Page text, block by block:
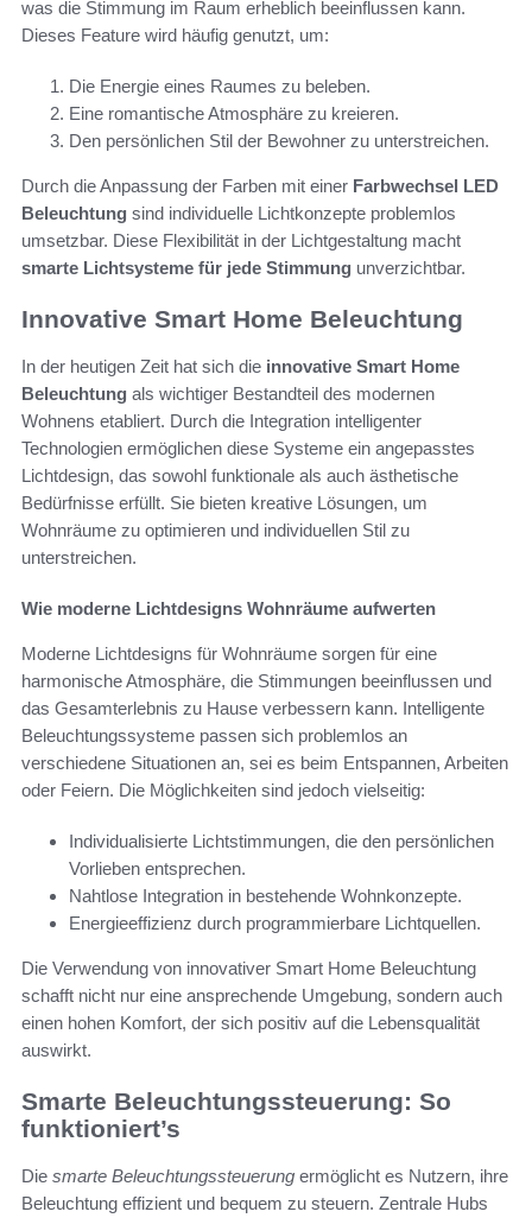
was die Stimmung im Raum erheblich beeinflussen kann.
Dieses Feature wird häufig genutzt, um:
Die Energie eines Raumes zu beleben.
Eine romantische Atmosphäre zu kreieren.
Den persönlichen Stil der Bewohner zu unterstreichen.
Durch die Anpassung der Farben mit einer Farbwechsel LED
Beleuchtung sind individuelle Lichtkonzepte problemlos
umsetzbar. Diese Flexibilität in der Lichtgestaltung macht
smarte Lichtsysteme für jede Stimmung unverzichtbar.
Innovative Smart Home Beleuchtung
In der heutigen Zeit hat sich die innovative Smart Home
Beleuchtung als wichtiger Bestandteil des modernen
Wohnens etabliert. Durch die Integration intelligenter
Technologien ermöglichen diese Systeme ein angepasstes
Lichtdesign, das sowohl funktionale als auch ästhetische
Bedürfnisse erfüllt. Sie bieten kreative Lösungen, um
Wohnräume zu optimieren und individuellen Stil zu
unterstreichen.
Wie moderne Lichtdesigns Wohnräume aufwerten
Moderne Lichtdesigns für Wohnräume sorgen für eine
harmonische Atmosphäre, die Stimmungen beeinflussen und
das Gesamterlebnis zu Hause verbessern kann. Intelligente
Beleuchtungssysteme passen sich problemlos an
verschiedene Situationen an, sei es beim Entspannen, Arbeiten
oder Feiern. Die Möglichkeiten sind jedoch vielseitig:
Individualisierte Lichtstimmungen, die den persönlichen
Vorlieben entsprechen.
Nahtlose Integration in bestehende Wohnkonzepte.
Energieeffizienz durch programmierbare Lichtquellen.
Die Verwendung von innovativer Smart Home Beleuchtung
schafft nicht nur eine ansprechende Umgebung, sondern auch
einen hohen Komfort, der sich positiv auf die Lebensqualität
auswirkt.
Smarte Beleuchtungssteuerung: So
funktioniert’s
Die smarte Beleuchtungssteuerung ermöglicht es Nutzern, ihre
Beleuchtung effizient und bequem zu steuern. Zentrale Hubs